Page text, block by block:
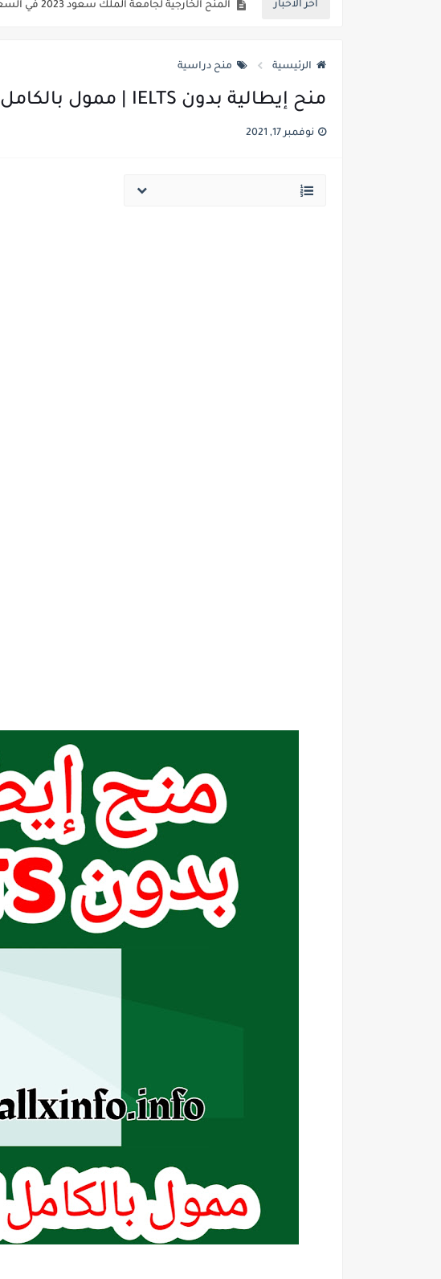
أخر الاخبار منحة الجامعة الأوروبية الأطلسية في إسبانيا 2023 | قدم الآن
عقد عمل موسمي في أسبانيا 2023 | ممول بالكامل
جامعة ميلان تقدم منح دراسية للدراسة في إيطاليا 2023
الرئيسية منح دراسية
منح إيطالية بدون IELTS | ممول بالكامل
نوفمبر 17, 2021